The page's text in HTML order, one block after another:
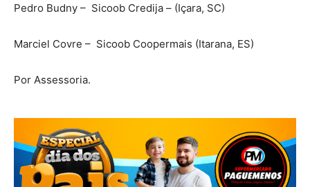
Pedro Budny – Sicoob Credija – (Içara, SC)
Marciel Covre – Sicoob Coopermais (Itarana, ES)
Por Assessoria.